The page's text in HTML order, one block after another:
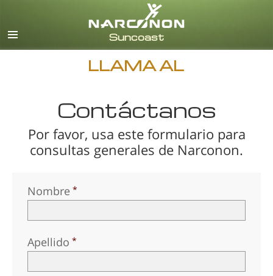
LLAMA AL
Contáctanos
Por favor, usa este formulario para
consultas generales de Narconon.
Nombre
Apellido